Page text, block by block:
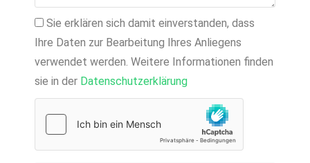
Sie erklären sich damit einverstanden, dass
Ihre Daten zur Bearbeitung Ihres Anliegens
verwendet werden. Weitere Informationen finden
sie in der Datenschutzerklärung